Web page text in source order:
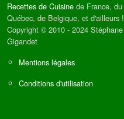
Recettes de Cuisine de France, du
Québec, de Belgique, et d'ailleurs !
Copyright © 2010 - 2024 Stéphane
Gigandet
Mentions légales
Conditions d'utilisation